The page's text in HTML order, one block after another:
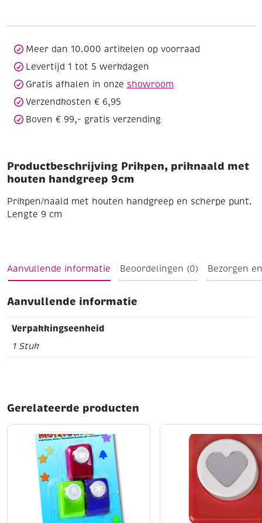
aantal
Meer dan 10.000 artikelen op voorraad
Levertijd 1 tot 5 werkdagen
Gratis afhalen in onze showroom
Verzendkosten € 6,95
Boven € 99,- gratis verzending
Productbeschrijving Prikpen, priknaald met
houten handgreep 9cm
Prikpen/naald met houten handgreep en scherpe punt.
Lengte 9 cm
Aanvullende informatie Beoordelingen (0) Bezorgen
Aanvullende informatie
Verpakkingseenheid
1 Stuk
Gerelateerde producten